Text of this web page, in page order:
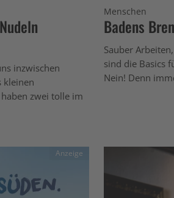
inzwischen
kleinen
zwei tolle im
Menschen
Badens
Sauber
sind die Basics
Nein! Denn
Anzeige